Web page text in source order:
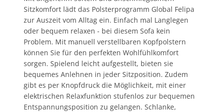
Sitzkomfort lädt das Polsterprogramm Global Felipa
zur Auszeit vom Alltag ein. Einfach mal Langlegen
oder bequem relaxen - bei diesem Sofa kein
Problem. Mit manuell verstellbaren Kopfpolstern
können Sie für den perfekten Wohlfühlkomfort
sorgen. Spielend leicht aufgestellt, bieten sie
bequemes Anlehnen in jeder Sitzposition. Zudem
gibt es per Knopfdruck die Möglichkeit, mit einer
elektrischen Relaxfunktion stufenlos zur bequemen
Entspannungsposition zu gelangen. Schlanke,